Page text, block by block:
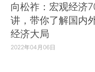
向松祚：宏观经济
讲，带你了解国内
经济大局
2022年04月06日